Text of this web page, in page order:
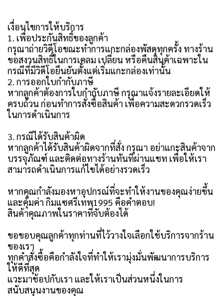
เงื่อนไขการให้บริการ
1. เพื่อประกันสิทธิ์ของลูกค้า
กรุณาถ่ายวิดีโอขณะทำการแกะกล่องพัสดุทุกครั้ง ทางร้าน
ขอสงวนสิทธิ์ในการเคลม เปลี่ยน หรือคืนสินค้าเฉพาะใน
กรณีที่มีวิดีโอยืนยันตั้งแต่เริ่มแกะกล่องเท่านั้น
2. การออกใบกำกับภาษี
หากลูกค้าต้องการใบกำกับภาษี กรุณาแจ้งรายละเอียดให้
ครบถ้วน ก่อนทำการสั่งซื้อสินค้า เพื่อความสะดวกรวดเร็ว
ในการดำเนินการ
3. กรณีได้รับสินค้าผิด
หากลูกค้าได้รับสินค้าผิดจากที่สั่ง กรุณา อย่าแกะสินค้าจาก
บรรจุภัณฑ์ และติดต่อทางร้านทันทีผ่านแชท เพื่อให้เรา
สามารถดำเนินการแก้ไขได้อย่างรวดเร็ว
หากคุณกำลังมองหาอุปกรณ์ที่จะทำให้งานของคุณง่ายขึ้น
และคุ้มค่า กิมแซศรีเทพ1995 คือคำตอบ!
สินค้าคุณภาพในราคาที่จับต้องได้
ขอขอบคุณลูกค้าทุกท่านที่ไว้วางใจเลือกใช้บริการจากร้าน
ของเรา
ทุกคำสั่งซื้อคือกำลังใจที่ทำให้เรามุ่งมั่นพัฒนาการบริการ
ให้ดีที่สุด
แวะมาช้อปกับเรา และให้เราเป็นส่วนหนึ่งในการ
สนับสนุนงานของคุณ